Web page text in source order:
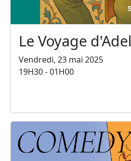
Le Voyage d'Adel
Vendredi, 23 mai 2025
19H30 - 01H00